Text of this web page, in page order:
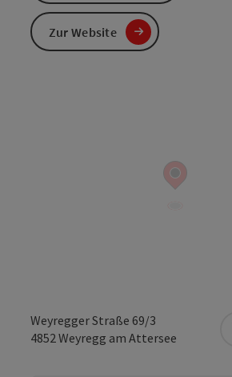
Weyregger Straße 69/3
4852 Weyregg am Attersee
Zur Website